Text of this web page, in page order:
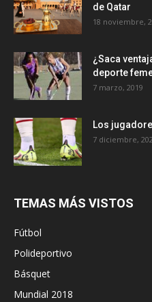
de Qatar
18 noviembre,
¿Saca
deporte
7 marzo, 2019
Los
7 diciembre,
TEMAS MÁS VISTOS
Fútbol
Polideportivo
Básquet
Mundial 2018